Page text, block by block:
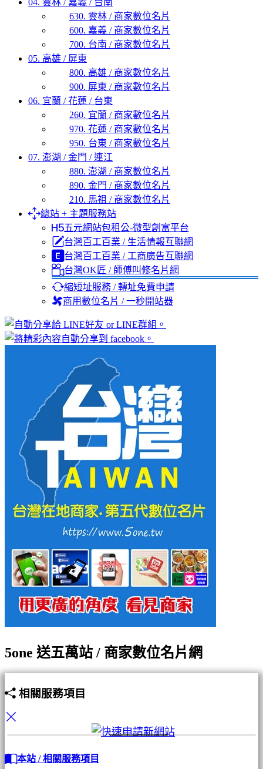
630. 雲林 / 商家數位名片
600. 嘉義 / 商家數位名片
700. 台南 / 商家數位名片
05. 高雄 / 屏東
800. 高雄 / 商家數位名片
900. 屏東 / 商家數位名片
06. 宜蘭 / 花蓮 / 台東
260. 宜蘭 / 商家數位名片
970. 花蓮 / 商家數位名片
950. 台東 / 商家數位名片
07. 澎湖 / 金門 / 連江
880. 澎湖 / 商家數位名片
890. 金門 / 商家數位名片
210. 馬祖 / 商家數位名片
總站 + 主題服務站
五元網站包租公-微型創富平台
台灣百工百業 / 生活情報互聯網
台灣百工百業 / 工商廣告互聯網
台灣OK匠 / 師傅叫修名片網
縮短址服務 / 轉址免費申請
商用數位名片 / 一秒開站器
5one 送五萬站 / 商家數位名片網
相關服務項目
本站 / 相關服務項目